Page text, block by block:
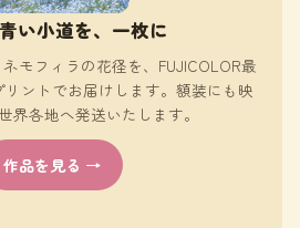
い小道を、一枚に
モフィラの花径を、FUJICOLOR最
ントでお届けします。額装にも映
界各地へ発送いたします。
作品を見る →